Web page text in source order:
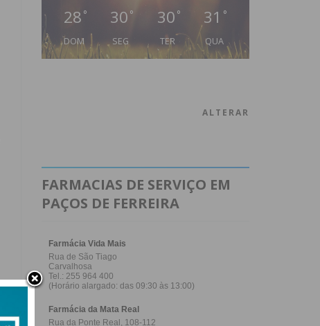
28 °
DOM
30 °
SEG
30 °
TER
31 °
QUA
ALTERAR
FARMACIAS DE SERVIÇO EM
PAÇOS DE FERREIRA